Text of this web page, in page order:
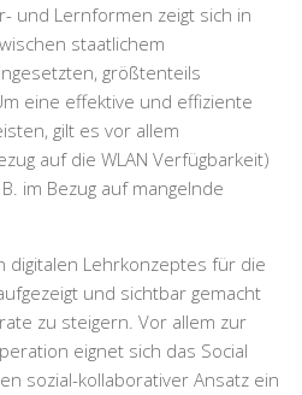
und Lernformen zeigt sich in
staatlichem
größtenteils
eine effektive und effiziente
gilt es vor allem
auf die WLAN Verfügbarkeit)
im Bezug auf mangelnde
Lehrkonzeptes für die
und sichtbar gemacht
zu steigern. Vor allem zur
eignet sich das Social
sozial-kollaborativer Ansatz ein